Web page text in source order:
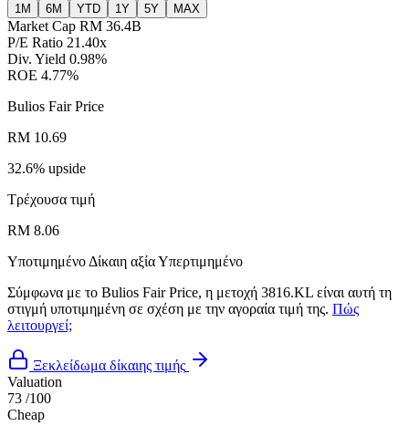
1M 6M YTD 1Y 5Y MAX
Market Cap RM 36.4B
P/E Ratio 21.40x
Div. Yield 0.98%
ROE 4.77%
Bulios Fair Price
RM 10.69
32.6% upside
Τρέχουσα τιμή
RM 8.06
Υποτιμημένο Δίκαιη αξίαΥπερτιμημένο
Σύμφωνα με το Bulios Fair Price, η μετοχή 3816.KL είναι αυτή τη
στιγμή υποτιμημένη σε σχέση με την αγοραία τιμή της. Πώς
λειτουργεί;
Ξεκλείδωμα δίκαιης τιμής
Valuation
73 /100
Cheap